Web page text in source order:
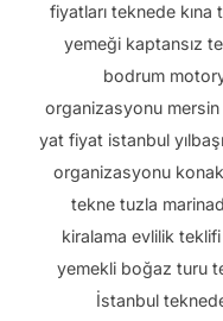
fiyatları teknede
yemeği kaptansız
bodrum
organizasyonu mersin
yat fiyat istanbul
organizasyonu
tekne tuzla
kiralama evlilik
yemekli boğaz turu
İstanbul